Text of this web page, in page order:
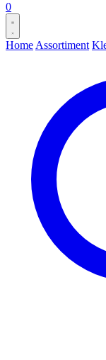
0
Home Assortiment